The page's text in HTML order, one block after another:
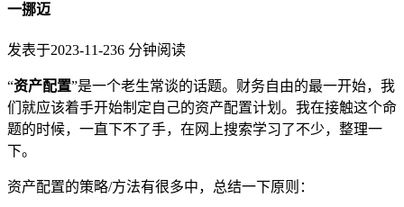
一挪迈
发表于2023-11-236 分钟阅读
“资产配置”是一个老生常谈的话题。财务自由的最一开始，我
们就应该着手开始制定自己的资产配置计划。我在接触这个命
题的时候，一直下不了手，在网上搜索学习了不少，整理一
下。
资产配置的策略/方法有很多中，总结一下原则：